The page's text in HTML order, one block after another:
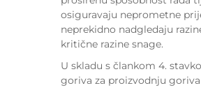
osiguravaju neprometne
neprekidno nadgledaju
kritične razine snage.
U skladu s člankom 4.
goriva za proizvodnju